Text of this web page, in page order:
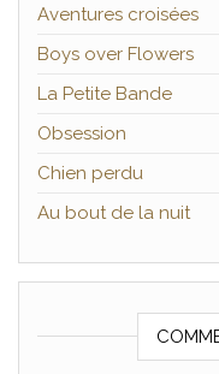
Aventures croisées
Boys over Flowers
La Petite Bande
Obsession
Chien perdu
Au bout de la nuit